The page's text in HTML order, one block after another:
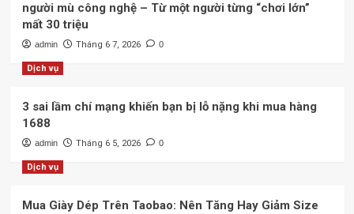
người mù công nghệ – Từ một người từng “chơi lớn”
mất 30 triệu
admin Tháng 6 7, 2026 0
Dịch vụ
3 sai lầm chí mạng khiến bạn bị lỗ nặng khi mua hàng
1688
admin Tháng 6 5, 2026 0
Dịch vụ
Mua Giày Dép Trên Taobao: Nên Tăng Hay Giảm Size